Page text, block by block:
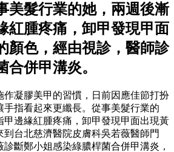
美髮行業的她，兩週後漸
紅腫疼痛，卸甲發現甲面
顏色，經由視診，醫師診
合併甲溝炎。
作凝膠美甲的習慣，日前因應佳節打扮
手指看起來更纖長。從事美髮行業的
甲邊緣紅腫疼痛，卸甲發現甲面出現黃
台北慈濟醫院皮膚科吳若薇醫師門
斷鄭小姐感染綠膿桿菌合併甲溝炎，